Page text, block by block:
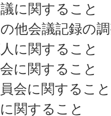
に関すること
他会議記録の
に関すること
に関すること
会に関すること
関すること